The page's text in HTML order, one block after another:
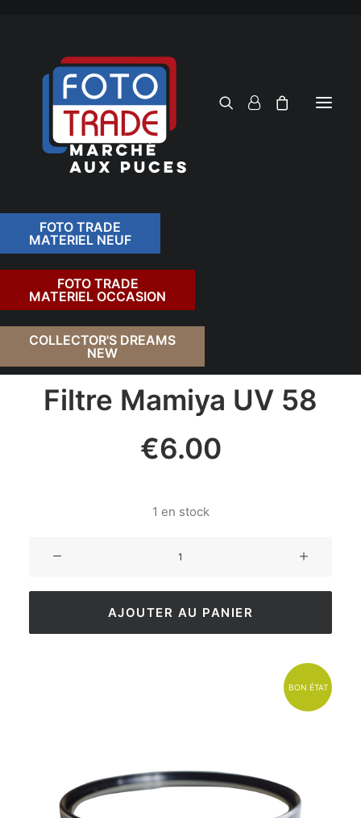
FOTO TRADE
MATERIEL NEUF
FOTO TRADE
MATERIEL OCCASION
COLLECTOR'S DREAMS
NEW
RETOUR
Filtre Mamiya UV 58
€6.00
1 en stock
AJOUTER AU PANIER
BON ÉTAT